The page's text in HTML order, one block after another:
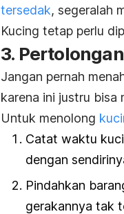
tersedak, segeralah
Kucing tetap perlu
3.
Jangan pernah
karena ini justru bisa
Untuk menolong
Catat waktu
dengan
Pindahkan
gerakannya tak